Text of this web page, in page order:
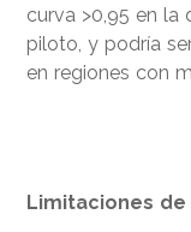
curva >0,95 en la
piloto, y podría
en regiones con
Limitaciones